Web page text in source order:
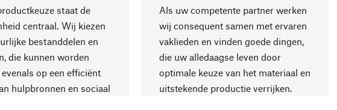
staat de
centraal. Wij kiezen
bestanddelen en
die kunnen worden
op een efficiënt
hulpbronnen en sociaal
Als uw competente partner werken
wij consequent samen met ervaren
vaklieden en vinden goede dingen,
die uw alledaagse leven door
optimale keuze van het materiaal en
uitstekende productie verrijken.